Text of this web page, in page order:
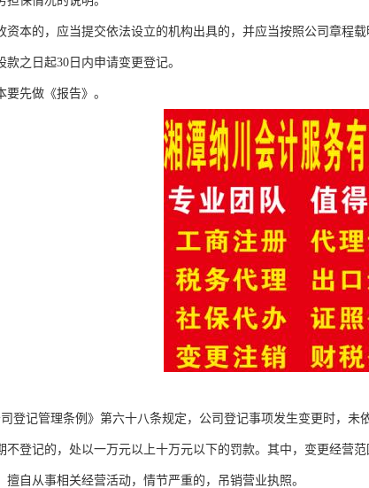
资本的，应当提交依法设立的机构出具的，并应当按照公司章程
款之日起30日内申请变更登记。
要先做《报告》。
登记管理条例》第六十八条规定，公司登记事项发生变更时，未
不登记的，处以一万元以上十万元以下的罚款。其中，变更经营
擅自从事相关经营活动，情节严重的，吊销营业执照。